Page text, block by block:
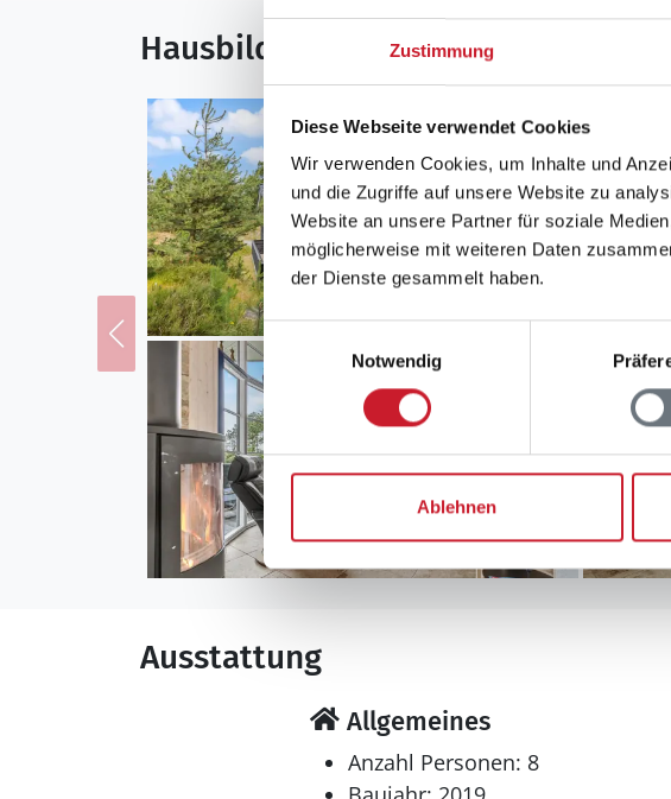
Zustimmung
Diese Webseite verwendet Cookies
Wir verwenden Cookies, um Inhalte und
und die Zugriffe auf unsere Website zu
Website an unsere Partner für soziale
möglicherweise mit weiteren Daten
der Dienste gesammelt haben.
Einwilligungsauswahl
Notwendig
Ablehnen
Hausbilder
Ausstattung
Allgemeines
Anzahl Personen: 8